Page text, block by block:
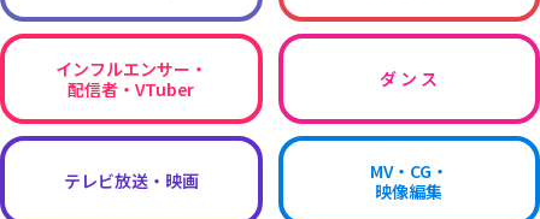
インフルエンサー・
配信者・VTuber
ダ ン ス
テレビ放送・映画
MV・CG・
映像編集